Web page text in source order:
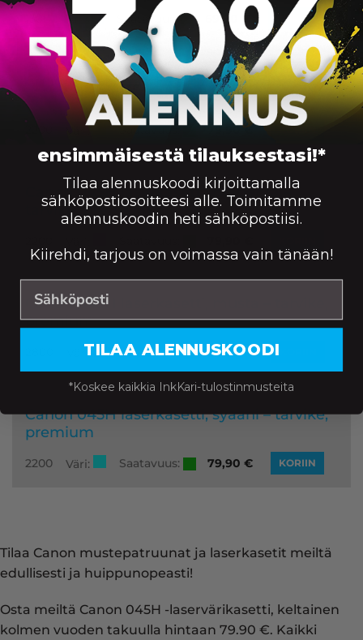
1300 Väri: Saatavuus: 69,90 € KORIIN
Canon 045H laserkasetti, keltainen –
tarvike, premium
Väri: Saatavuus: 79,90 KORIIN
Canon 045H laserkasetti, magenta –
tarvike, premium
Canon 045H laserkasetti, musta – tarvike,
premium
Väri: Saatavuus: 74,90€
Canon 045H laserkasetti, syaani – tarvike,
premium
2200 Väri: Saatavuus: 79,90 € KORIIN
Tilaa Canon mustepatruunat ja laserkasetit meiltä
edullisesti ja huippunopeasti!
Osta meiltä Canon 045H -laservärikasetti, keltainen
kolmen vuoden takuulla hintaan 79.90 €. Kaikki
ensimmäisestä tilauksestasi!*
Tilaa alennuskoodi kirjoittamalla
sähköpostiosoitteesi alle. Toimitamme
alennuskoodin heti sähköpostiisi.
Kiirehdi, tarjous on voimassa vain tänään!
TILAA ALENNUSKOODI
*Koskee kaikkia InkKari-tulostinmusteita